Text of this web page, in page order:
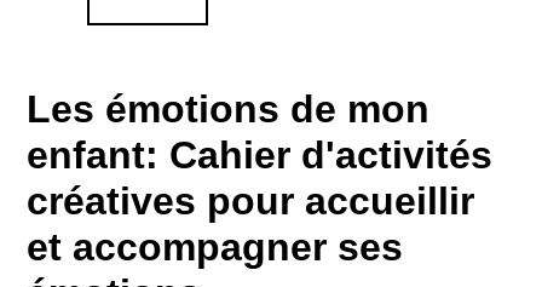
Les émotions de mon
enfant: Cahier d'activités
créatives pour accueillir
et accompagner ses